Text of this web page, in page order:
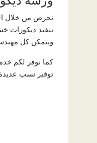
نحرص من خلال
تنفيذ ديكورات
ويتمكن كل
كما نوفر لكم
توفير نسب